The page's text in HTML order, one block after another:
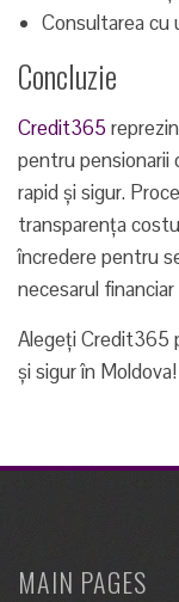
Consultarea cu
Concluzie
Credit365
pentru pensionarii
rapid și sigur.
transparența
încredere pentru
necesarul
Alegeți Credit365
și sigur în Moldova!
MAIN PAGES